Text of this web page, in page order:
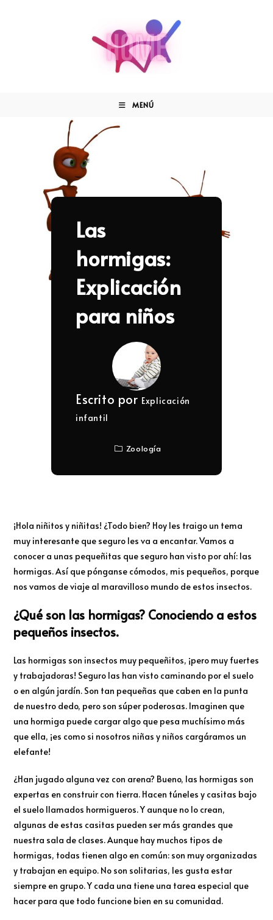
MENÚ
Las
hormigas:
Explicación
para niños
Escrito por Explicación
infantil
Zoología
¡Hola niñitos y niñitas! ¿Todo bien? Hoy les traigo un tema
muy interesante que seguro les va a encantar. Vamos a
conocer a unas pequeñitas que seguro han visto por ahí: las
hormigas. Así que pónganse cómodos, mis pequeños, porque
nos vamos de viaje al maravilloso mundo de estos insectos.
¿Qué son las hormigas? Conociendo a estos
pequeños insectos.
Las hormigas son insectos muy pequeñitos, ¡pero muy fuertes
y trabajadoras! Seguro las han visto caminando por el suelo
o en algún jardín. Son tan pequeñas que caben en la punta
de nuestro dedo, pero son súper poderosas. Imaginen que
una hormiga puede cargar algo que pesa muchísimo más
que ella, ¡es como si nosotros niñas y niños cargáramos un
elefante!
¿Han jugado alguna vez con arena? Bueno, las hormigas son
expertas en construir con tierra. Hacen túneles y casitas bajo
el suelo llamados hormigueros. Y aunque no lo crean,
algunas de estas casitas pueden ser más grandes que
nuestra sala de clases. Aunque hay muchos tipos de
hormigas, todas tienen algo en común: son muy organizadas
y trabajan en equipo. No son solitarias, les gusta estar
siempre en grupo. Y cada una tiene una tarea especial que
hacer para que todo funcione bien en su comunidad.